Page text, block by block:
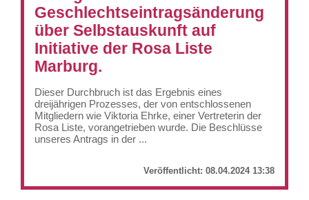
Geschlechtseintragsänderung
über Selbstauskunft auf
Initiative der Rosa Liste
Marburg.
Dieser Durchbruch ist das Ergebnis eines
dreijährigen Prozesses, der von entschlossenen
Mitgliedern wie Viktoria Ehrke, einer Vertreterin der
Rosa Liste, vorangetrieben wurde. Die Beschlüsse
unseres Antrags in der ...
Veröffentlicht:08.04.2024 13:38